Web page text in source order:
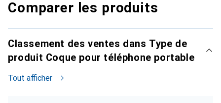
Comparer les produits
Classement des ventes dans Type de
produit Coque pour téléphone portable
Tout afficher